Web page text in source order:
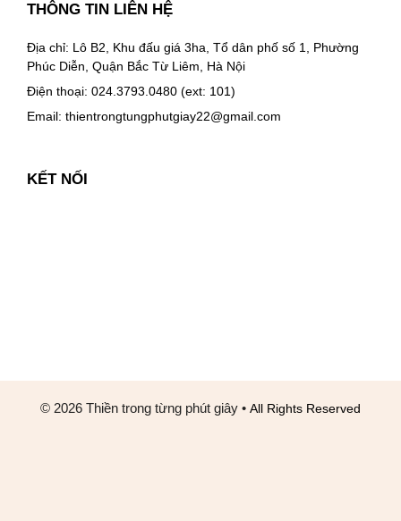
THÔNG TIN LIÊN HỆ
Địa chỉ: Lô B2, Khu đấu giá 3ha, Tổ dân phố số 1, Phường
Phúc Diễn, Quận Bắc Từ Liêm, Hà Nội
Điện thoại: 024.3793.0480 (ext: 101)
Email: thientrongtungphutgiay22@gmail.com
KẾT NỐI
© 2026 Thiền trong từng phút giây • All Rights Reserved